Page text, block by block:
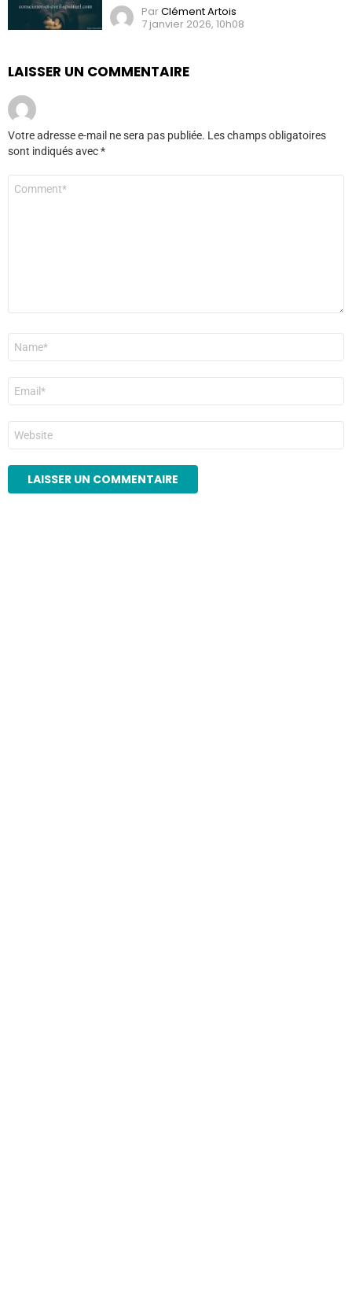
ParClément Artois
7 janvier 2026, 10h08
LAISSER UN COMMENTAIRE
Votre adresse e-mail ne sera pas publiée. Les champs obligatoires
sont indiqués avec*
mail
*
Site
web